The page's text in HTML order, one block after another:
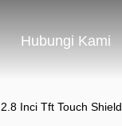
Hubungi Kami
Inci Tft Touch Shield